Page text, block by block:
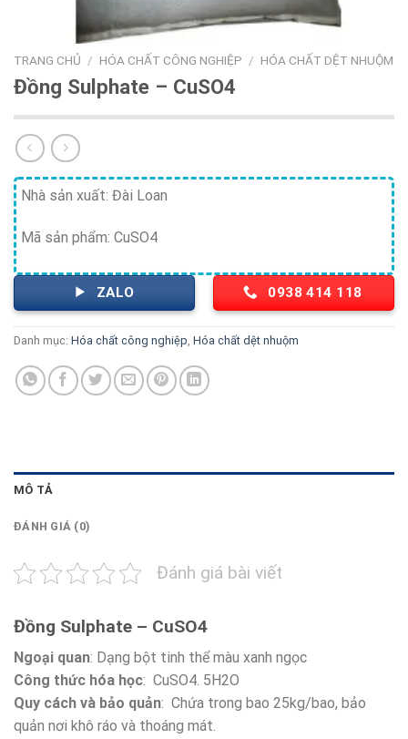
TRANG CHỦ / HÓA CHẤT CÔNG NGHIỆP / HÓA CHẤT DỆT NHUỘM
Đồng Sulphate – CuSO4
Nhà sản xuất: Đài Loan
Mã sản phẩm: CuSO4
ZALO 0938 414 118
Danh mục: Hóa chất công nghiệp Hóa chất dệt nhuộm
MÔ TẢ
ĐÁNH GIÁ (0)
Đánh giá bài viết
Đồng Sulphate – CuSO4
Ngoại quan: Dạng bột tinh thể màu xanh ngọc
Công thức hóa học: CuSO4. 5H2O
Quy cách và bảo quản: Chứa trong bao 25kg/bao, bảo
quản nơi khô ráo và thoáng mát.